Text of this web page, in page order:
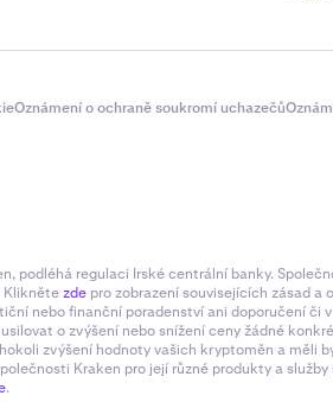
Oznámení o ochraně soukromí uchazečů
podléhá regulaci Irské centrální banky.
Kliknětezde pro zobrazení souvisejících zásad a
nebo finanční poradenství ani doporučení
o zvýšení nebo snížení ceny žádné
zvýšení hodnoty vašich kryptoměn a
Kraken pro její různé produkty a
.